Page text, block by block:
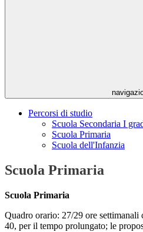
Percorsi di studio
Scuola Secondaria I
Scuola Primaria
Scuola dell'Infanzia
Scuola Primaria
Scuola Primaria
Quadro orario: 27/29 ore settimanali
40, per il tempo prolungato; le